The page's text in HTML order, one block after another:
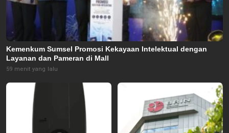
Kemenkum Sumsel Promosi Kekayaan Intelektual dengan
Layanan dan Pameran di Mall
59 menit yang lalu